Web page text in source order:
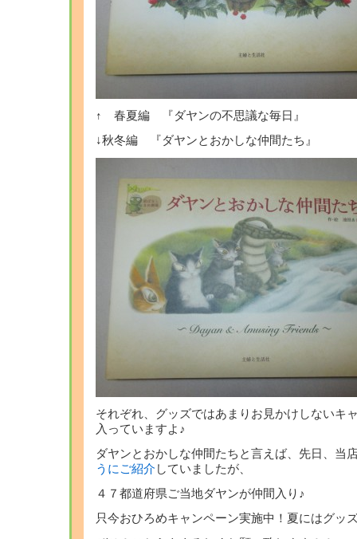
↑ 春夏編 『ダヤンの不思議な毎日』
↓秋冬編 『ダヤンとおかしな仲間たち』
それぞれ、グッズではあまりお見かけしないキ
入っていますよ♪
ダヤンとおかしな仲間たちと言えば、先日、当
うにご紹介 していましたが、
４７都道府県ご当地ダヤンが仲間入り♪
只今おひろめキャンペーン実施中！夏にはグッ